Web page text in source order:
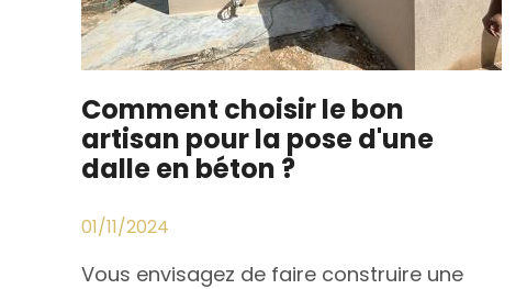
Comment choisir le bon
artisan pour la pose d'une
dalle en béton ?
01/11/2024
Vous envisagez de faire construire une